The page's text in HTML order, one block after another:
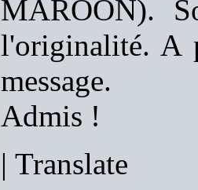
MAROON).
l'originalité. A
message.
Admis !
| Translate